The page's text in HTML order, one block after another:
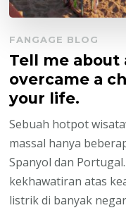
FANGAGE BLOG
Tell me about
overcame a
your life.
Sebuah hotpot
massal hanya
Spanyol dan
kekhawatiran atas
listrik di banyak